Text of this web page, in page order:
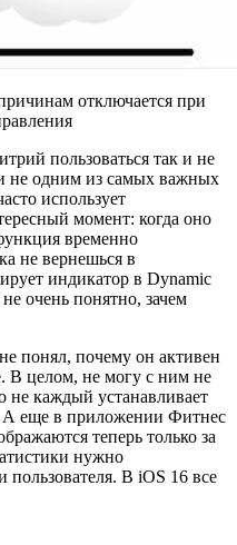
отключается при
пользоваться так и не
не одним из самых важных
использует
момент: когда оно
временно
не вернешься в
индикатор в Dynamic
очень понятно, зачем
понял, почему он активен
В целом, не могу с ним не
не каждый устанавливает
еще в приложении Фитнес
теперь только за
нужно
пользователя. В iOS 16 все